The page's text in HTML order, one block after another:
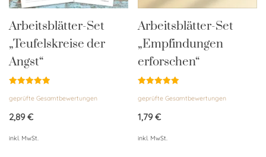
Arbeitsblätter-Set
„Teufelskreise der
Angst“
mit
von 5
geprüfte Gesamtbewertungen
2,89€
inkl. MwSt.
Arbeitsblätter-Set
„Empfindungen
erforschen“
mit
von 5
geprüfte Gesamtbewertungen
1,79€
inkl. MwSt.